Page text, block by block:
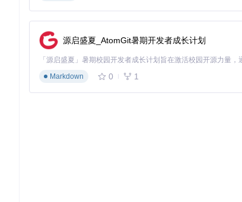
源启盛夏_AtomGit暑期开发者成长计划
Markdown
0 1